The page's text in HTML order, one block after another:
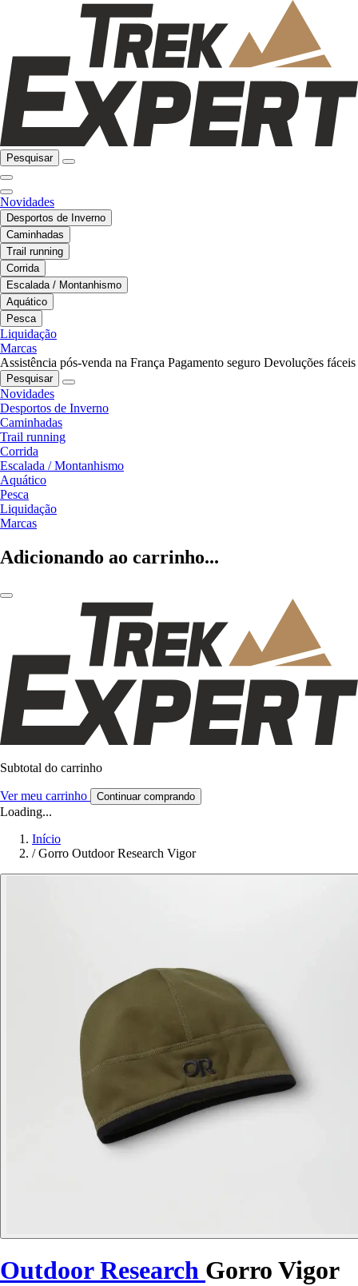
Pesquisar
Novidades
Desportos de Inverno
Caminhadas
Trail running
Corrida
Escalada / Montanhismo
Aquático
Pesca
Liquidação
Marcas
Assistência pós-venda na França Pagamento seguro Devoluções fáceis
Pesquisar
Novidades
Desportos de Inverno
Caminhadas
Trail running
Corrida
Escalada / Montanhismo
Aquático
Pesca
Liquidação
Marcas
Adicionando ao carrinho...
Subtotal do carrinho
Ver meu carrinho Continuar comprando
Loading...
Início
/ Gorro Outdoor Research Vigor
Outdoor Research Gorro Vigor